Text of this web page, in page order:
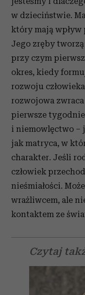
w dzieciństwie.
który mają
Jego zręby
przy czym
okres, kiedy
rozwoju
rozwojowa
pierwsze
i niemowlęctwo –
jak matryca, w
charakter. Jeśli
człowiek
nieśmiałości.
wrażliwcem, ale
kontaktem ze
Czytaj